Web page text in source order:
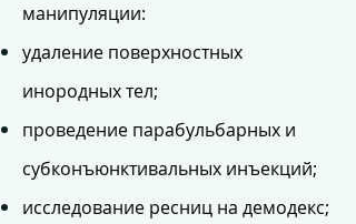
манипуляции:
удаление поверхностных
инородных тел;
проведение парабульбарных и
субконъюнктивальных инъекций;
исследование ресниц на демодекс;